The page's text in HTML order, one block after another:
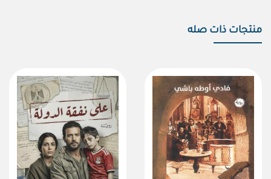
منتجات ذات صله